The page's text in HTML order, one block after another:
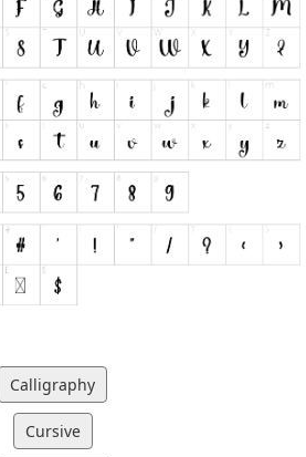
Calligraphy
Cursive